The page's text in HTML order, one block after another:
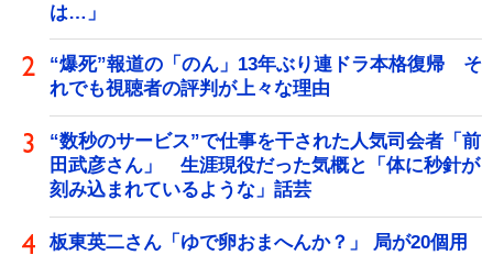
は…」
“爆死”報道の「のん」13年ぶり連ドラ本格復帰 そ
れでも視聴者の評判が上々な理由
“数秒のサービス”で仕事を干された人気司会者「前
田武彦さん」 生涯現役だった気概と「体に秒針が
刻み込まれているような」話芸
板東英二さん「ゆで卵おまへんか？」 局が20個用